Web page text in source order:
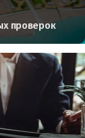
проверок